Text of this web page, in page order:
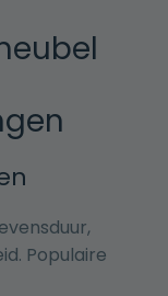
Populaire